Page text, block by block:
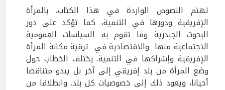
تهتم النصوص الواردة في هذا الكتاب، بالمرأة
الإفريقية ودورها في التنمية، كما تؤكد على دور
البحوث الجندرية وما تقوم به السياسات العمومية
الاجتماعية منها والاقتصادية في ترقية مكانة المرأة
الإفريقية وإشراكها في التنمية. يختلف الخطاب حول
وضع المرأة من بلد إفريقي إلى آخر بل يبدو متناقضا
أحيانا، ويعود ذلك إلى خصوصيات كل بلد. وانطلاقا من